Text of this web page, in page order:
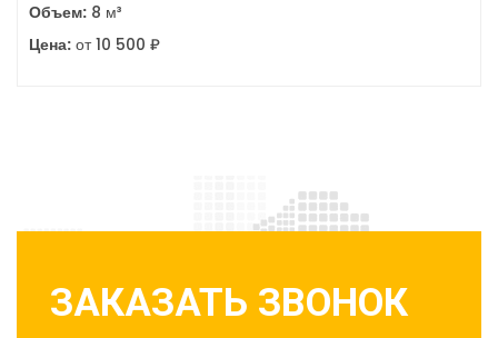
Объем: 8 м³
Цена: от 10 500 ₽
ЗАКАЗАТЬ ЗВОНОК